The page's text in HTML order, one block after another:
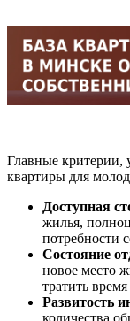
Главные критерии,
квартиры для
Доступная
жилья,
потребности
Состояние
новое место
тратить
Развитость